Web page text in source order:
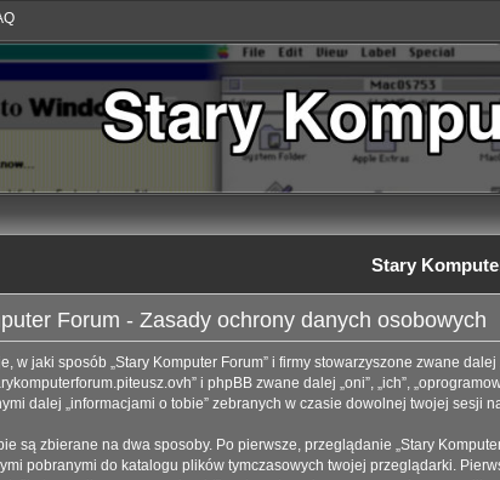
Stary
Forum - Zasady ochrony danych osobowych
w jaki sposób „Stary Komputer Forum” i firmy stowarzyszone zwane dalej
i phpBB zwane dalej „oni”, „ich”,
dalej „informacjami o tobie” zebranych w czasie dowolnej twojej sesji
są zbierane na dwa sposoby. Po pierwsze, przeglądanie „Stary
pobranymi do katalogu plików tymczasowych twojej przeglądarki.